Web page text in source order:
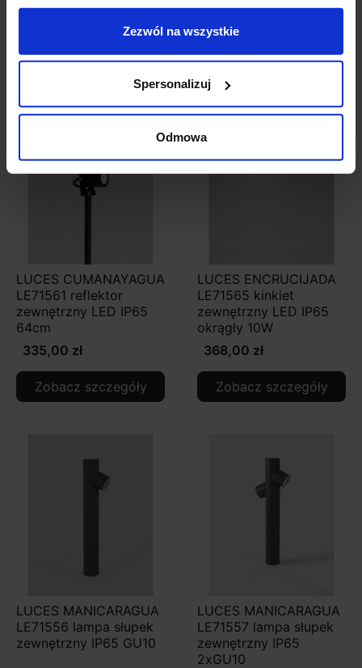
Zezwól na wszystkie
Spersonalizuj
Odmowa
Zobacz szczegóły Zobacz szczegóły
LUCES CUMANAYAGUA
LE71561 reflektor
zewnętrzny LED IP65
64cm
335,00 zł
Zobacz szczegóły
LUCES ENCRUCIJADA
LE71565 kinkiet
zewnętrzny LED IP65
okrągły 10W
368,00 zł
Zobacz szczegóły
LUCES MANICARAGUA
LE71556 lampa słupek
zewnętrzny IP65 GU10
LUCES MANICARAGUA
LE71557 lampa słupek
zewnętrzny IP65
2xGU10